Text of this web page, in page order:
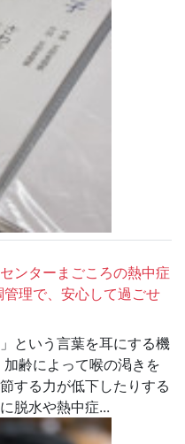
ンターまごころの熱中症
理で、安心して過ごせ
という言葉を耳にする機
齢によって喉の渇きを
する力が低下したりする
脱水や熱中症...